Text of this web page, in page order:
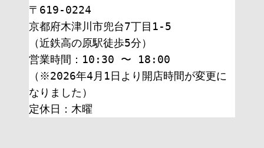
〒619-0224
京都府木津川市兜台7丁目1-5
（近鉄高の原駅徒歩5分）
営業時間：10:30 〜 18:00
（※2026年4月1日より開店時間が変更に
なりました）
定休日：木曜